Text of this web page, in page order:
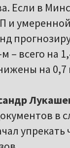
Если в
и
м – всего на
на 0,7
в